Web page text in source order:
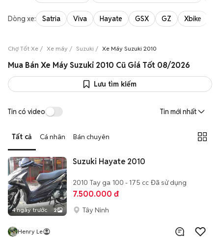
Dòng xe: Satria Viva Hayate GSX GZ Xbike
Chợ Tốt Xe Xe máy Suzuki Xe Máy Suzuki 2010
Mua Bán Xe Máy Suzuki 2010 Cũ Giá Tốt 08/2026
Lưu tìm kiếm
Tin có video Tin mới nhất
Tất cả Cá nhân Bán chuyên
4 ngày trước 2
Suzuki Hayate 2010
2010 Tay ga 100 - 175 cc Đã sử dụng
7.500.000 đ
Tây Ninh
Henry Le